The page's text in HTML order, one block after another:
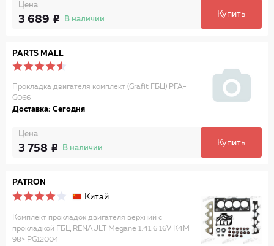
Цена
3 689 В наличии
Купить
PARTS MALL
Прокладка двигателя комплект (Grafit ГБЦ) PFA-
G066
Доставка: Сегодня
Цена
3 758 В наличии
Купить
PATRON
Китай
Комплект прокладок двигателя верхний с
прокладкой ГБЦ RENAULT Megane 1.41.6 16V K4M
98> PG12004